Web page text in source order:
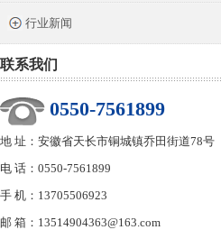
行业新闻
联系我们
0550-7561899
地 址：安徽省天长市铜城镇乔田街道78号
电 话：0550-7561899
手 机：13705506923
邮 箱：13514904363@163.com